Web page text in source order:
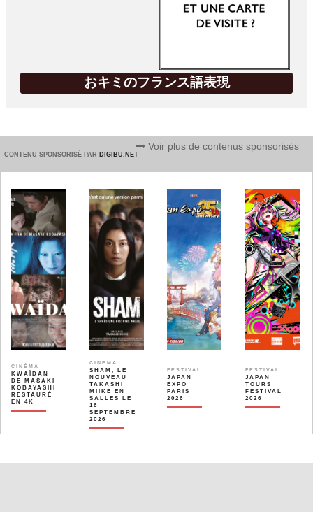
おキミのフランス語表現
CONTENU SPONSORISÉ PAR DIGIBU.NET
Voir plus de contenus sponsorisés
CINÉMA
KWAÏDAN
DE MASAKI
KOBAYASHI
RESTAURÉ
EN 4K
CINÉMA
SHAM, LE
NOUVEAU
TAKASHI
MIIKE EN
SALLES LE
16
SEPTEMBRE
2026
FESTIVAL
JAPAN
EXPO
PARIS
2026
FESTIVAL
JAPAN
TOURS
FESTIVAL
2026